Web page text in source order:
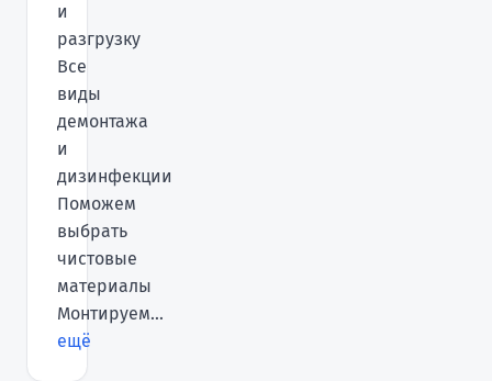
и
разгрузку
Все
виды
демонтажа
и
дизинфекции
Поможем
выбрать
чистовые
материалы
Монтируем...
ещё